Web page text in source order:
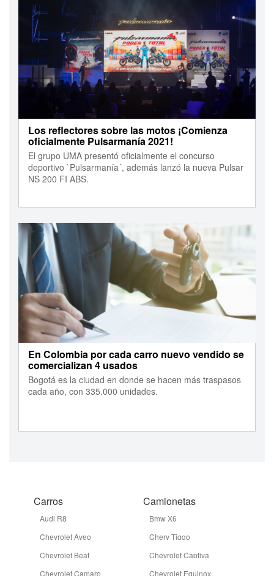
Los reflectores sobre las motos ¡Comienza
oficialmente Pulsarmanía 2021!
El grupo UMA presentó oficialmente el concurso
deportivo `Pulsarmanía´, además lanzó la nueva Pulsar
NS 200 FI ABS.
En Colombia por cada carro nuevo vendido se
comercializan 4 usados
Bogotá es la ciudad en donde se hacen más traspasos
cada año, con 335.000 unidades.
Carros
Audi R8
Chevrolet Aveo
Chevrolet Beat
Chevrolet Camaro
Camionetas
Bmw X6
Chery Tiggo
Chevrolet Captiva
Chevrolet Equinox